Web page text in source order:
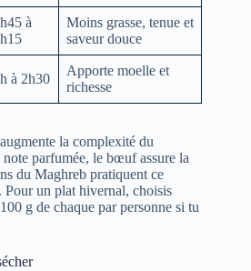
à
Moins grasse, tenue et
saveur douce
à 2h30
Apporte moelle et
richesse
la complexité du
parfumée, le bœuf assure la
du Maghreb pratiquent ce
Pour un plat hivernal, choisis
g de chaque par personne si tu